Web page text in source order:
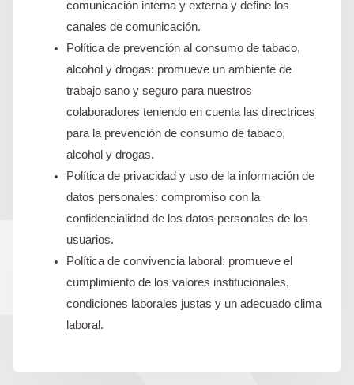
comunicación interna y externa y define los
canales de comunicación.
Política de prevención al consumo de tabaco,
alcohol y drogas: promueve un ambiente de
trabajo sano y seguro para nuestros
colaboradores teniendo en cuenta las directrices
para la prevención de consumo de tabaco,
alcohol y drogas.
Política de privacidad y uso de la información de
datos personales: compromiso con la
confidencialidad de los datos personales de los
usuarios.
Política de convivencia laboral: promueve el
cumplimiento de los valores institucionales,
condiciones laborales justas y un adecuado clima
laboral.